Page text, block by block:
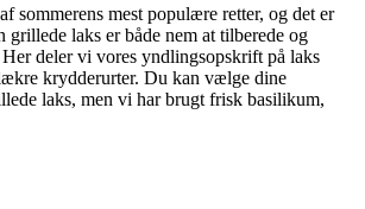
sommerens mest populære retter, og det er
grillede laks er både nem at tilberede og
deler vi vores yndlingsopskrift på laks
krydderurter. Du kan vælge dine
laks, men vi har brugt frisk basilikum,